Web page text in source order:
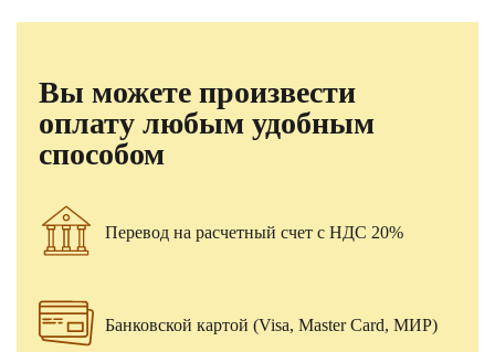
Вы можете произвести
оплату любым удобным
способом
Перевод на расчетный счет с НДС 20%
Банковской картой (Visa, Master Card, МИР)